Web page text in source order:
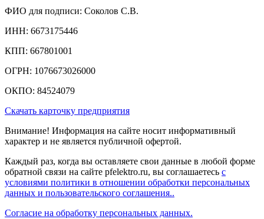
ФИО для подписи: Соколов С.В.
ИНН: 6673175446
КПП: 667801001
ОГРН: 1076673026000
ОКПО: 84524079
Скачать карточку предприятия
Внимание! Информация на сайте носит информативный
характер и не является публичной офертой.
Каждый раз, когда вы оставляете свои данные в любой форме
обратной связи на сайте pfelektro.ru, вы соглашаетесь с
условиями политики в отношении обработки персональных
данных и пользовательского соглашения..
Согласие на обработку персональных данных.